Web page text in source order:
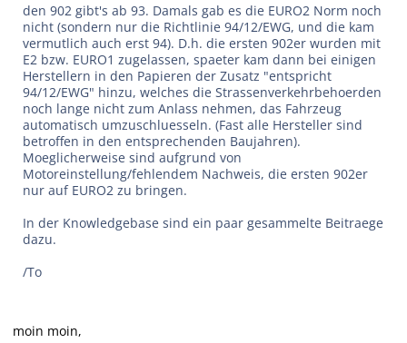
den 902 gibt's ab 93. Damals gab es die EURO2 Norm noch
nicht (sondern nur die Richtlinie 94/12/EWG, und die kam
vermutlich auch erst 94). D.h. die ersten 902er wurden mit
E2 bzw. EURO1 zugelassen, spaeter kam dann bei einigen
Herstellern in den Papieren der Zusatz "entspricht
94/12/EWG" hinzu, welches die Strassenverkehrbehoerden
noch lange nicht zum Anlass nehmen, das Fahrzeug
automatisch umzuschluesseln. (Fast alle Hersteller sind
betroffen in den entsprechenden Baujahren).
Moeglicherweise sind aufgrund von
Motoreinstellung/fehlendem Nachweis, die ersten 902er
nur auf EURO2 zu bringen.
In der Knowledgebase sind ein paar gesammelte Beitraege
dazu.
/To
moin moin,